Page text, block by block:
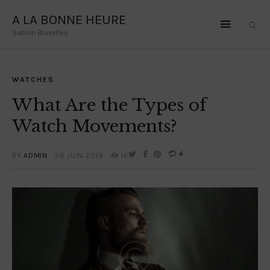
A LA BONNE HEURE
Sablon Bruxelles
OLE LYNGGAARD
DODO JEWELRY
CONTACT
WATCHES
What Are the Types of
Watch Movements?
BY ADMIN 26 JUIN 2019 1K 4